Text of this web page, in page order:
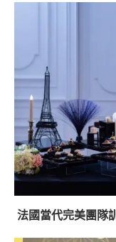
法國當代完美團隊